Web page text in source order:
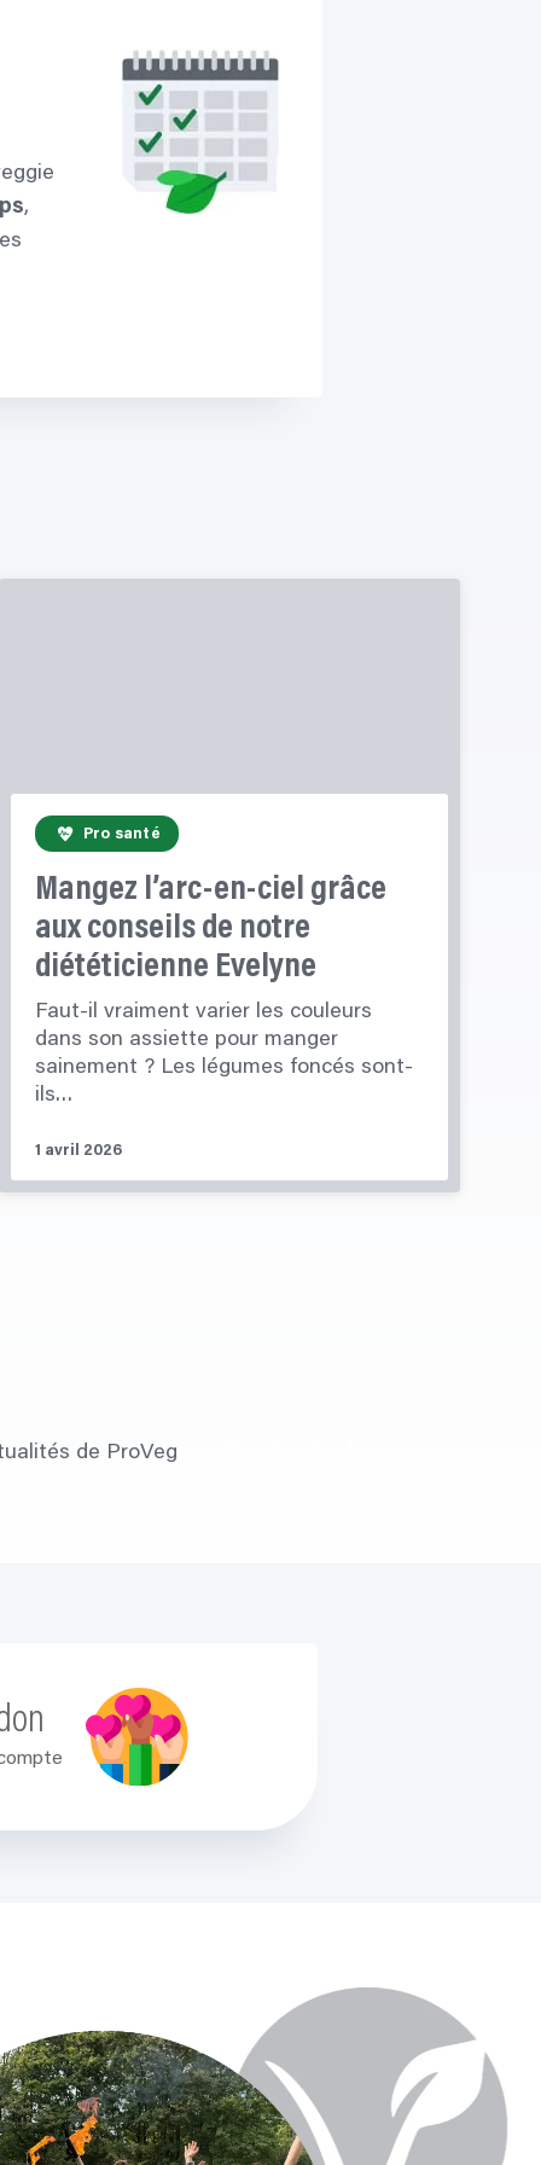
,
Pro santé
Mangez l’arc-en-ciel grâce
aux conseils de notre
diététicienne Evelyne
Faut-il vraiment varier les couleurs
dans son assiette pour manger
sainement ? Les légumes foncés sont-
ils…
1 avril 2026
de ProVeg